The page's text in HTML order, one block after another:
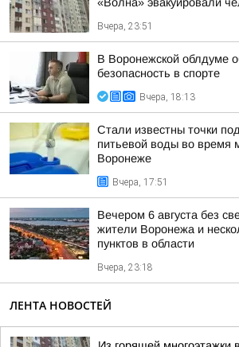
Вчера, 23:51
В Воронежской облдуме
безопасность в спорте
Вчера, 18:13
Стали известны точки
питьевой воды во время
Воронеже
Вчера, 17:51
Вечером 6 августа без
жители Воронежа и
пунктов в области
Вчера, 23:18
ЛЕНТА НОВОСТЕЙ